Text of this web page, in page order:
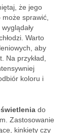
że jego
może sprawić,
Warto
aby
Na przykład,
koloru i
do
Zastosowanie
kinkiety czy